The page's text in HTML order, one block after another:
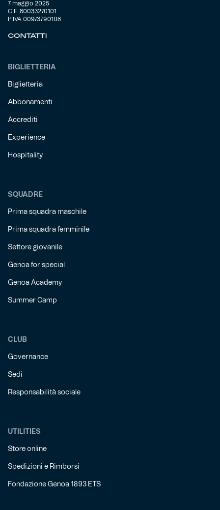
7 maggio 2025
C.F. 80033270101
P.IVA 00973790108
CONTATTI
BIGLIETTERIA
Biglietteria
Abbonamenti
Accrediti
Experience
Hospitality
SQUADRE
Prima squadra maschile
Prima squadra femminile
Settore giovanile
Genoa for special
Genoa Academy
Summer Camp
CLUB
Governance
Sedi
Responsabilità sociale
UTILITIES
Store online
Spedizioni e Rimborsi
Fondazione Genoa 1893 ETS